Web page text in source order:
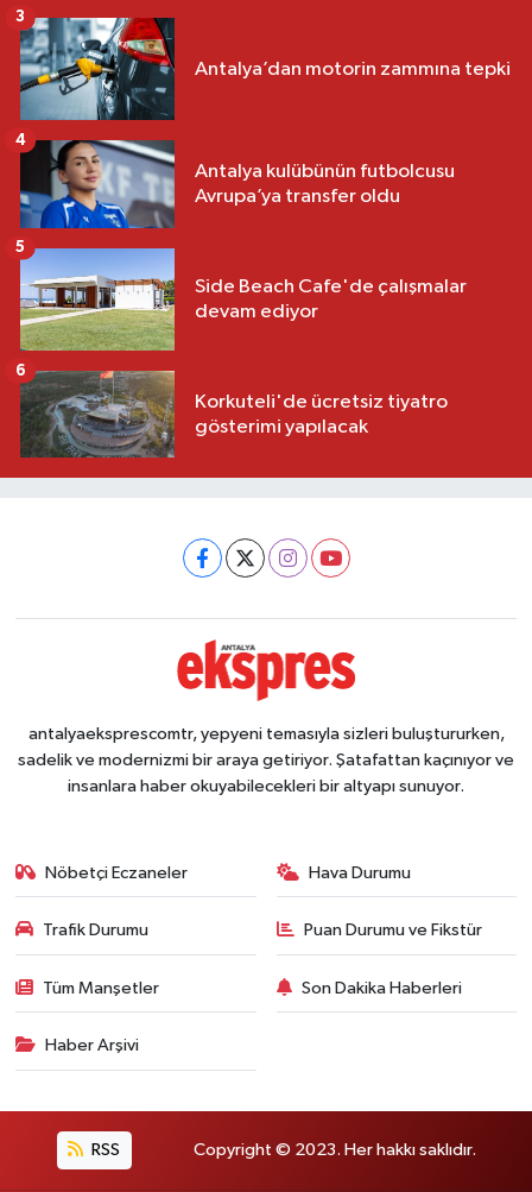
Antalya’dan motorin zammına tepki
3
Antalya kulübünün futbolcusu
Avrupa’ya transfer oldu
4
Side Beach Cafe'de çalışmalar
devam ediyor
5
Korkuteli'de ücretsiz tiyatro
gösterimi yapılacak
6
antalyaeksprescomtr, yepyeni temasıyla sizleri buluştururken,
sadelik ve modernizmi bir araya getiriyor. Şatafattan kaçınıyor ve
insanlara haber okuyabilecekleri bir altyapı sunuyor.
Nöbetçi Eczaneler Hava Durumu
Trafik Durumu Puan Durumu ve Fikstür
Tüm Manşetler Son Dakika Haberleri
Haber Arşivi
RSS Copyright © 2023. Her hakkı saklıdır.